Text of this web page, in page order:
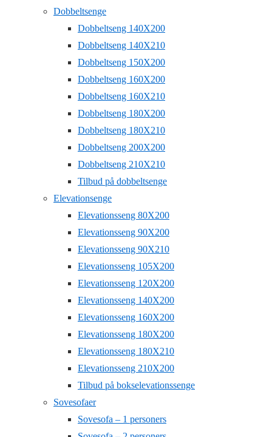
Dobbeltsenge
Dobbeltseng 140X200
Dobbeltseng 140X210
Dobbeltseng 150X200
Dobbeltseng 160X200
Dobbeltseng 160X210
Dobbeltseng 180X200
Dobbeltseng 180X210
Dobbeltseng 200X200
Dobbeltseng 210X210
Tilbud på dobbeltsenge
Elevationsenge
Elevationsseng 80X200
Elevationsseng 90X200
Elevationsseng 90X210
Elevationsseng 105X200
Elevationsseng 120X200
Elevationsseng 140X200
Elevationsseng 160X200
Elevationsseng 180X200
Elevationsseng 180X210
Elevationsseng 210X200
Tilbud på bokselevationssenge
Sovesofaer
Sovesofa – 1 personers